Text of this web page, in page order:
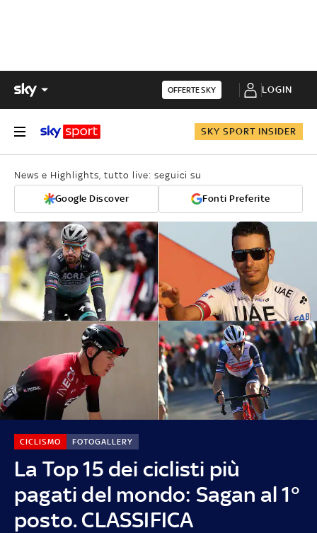
OFFERTE SKY LOGIN
SKY SPORT INSIDER
News e Highlights, tutto live: seguici su
Google Discover Fonti Preferite
La Top 15 dei ciclisti più
pagati del mondo: Sagan al 1°
posto. CLASSIFICA
CICLISMO FOTOGALLERY